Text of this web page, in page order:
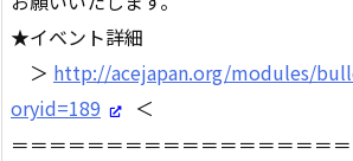
★イベント詳細
＞ http://acejapan.org/modules/
oryid=189
＜
＝＝＝＝＝＝＝＝＝＝＝＝＝＝＝＝＝